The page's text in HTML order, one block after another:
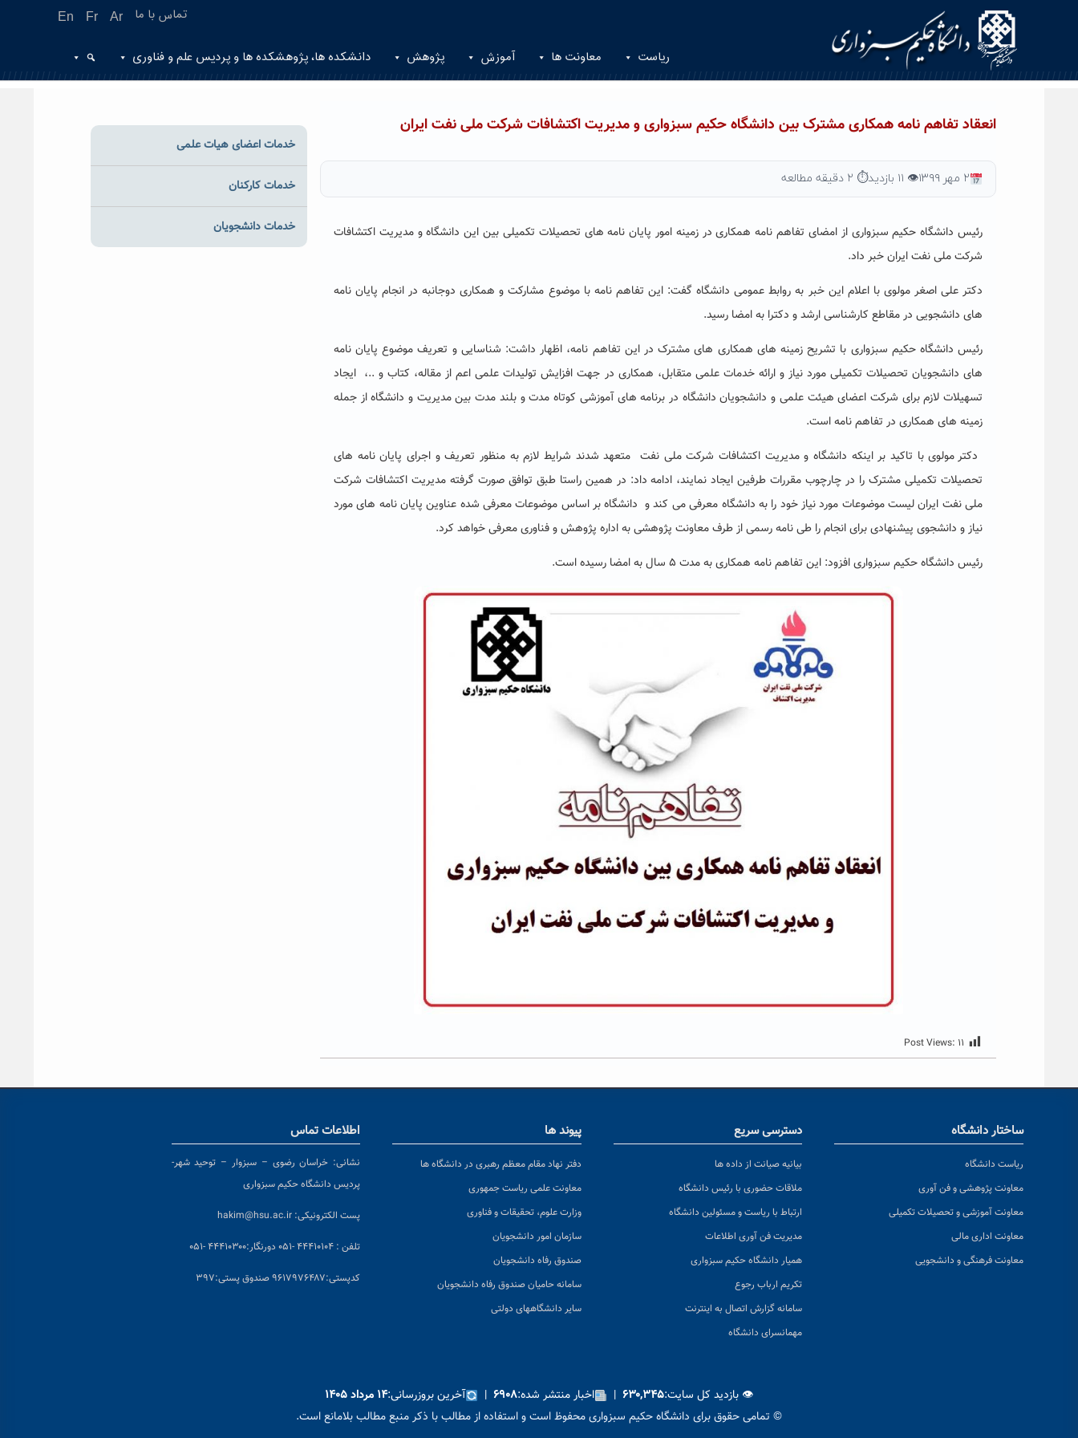
En Fr Ar تماس با ما
ریاست معاونت ها آموزش پژوهش دانشکده ها، پژوهشکده ها و پردیس علم و فناوری
انعقاد تفاهم نامه همکاری مشترک بین دانشگاه حکیم سبزواری و مدیریت اکتشافات شرکت ملی نفت ایران
۲ مهر ۱۳۹۹ 👁 ۱۱ بازدید ⏱ ۲ دقیقه مطالعه
رئیس دانشگاه حکیم سبزواری از امضای تفاهم نامه همکاری در زمینه امور پایان نامه های تحصیلات تکمیلی بین این دانشگاه و مدیریت اکتشافات
شرکت ملی نفت ایرانخبر داد.
دکتر علی اصغر مولوی با اعلام این خبر به روابط عمومی دانشگاه گفت: این تفاهم نامه با موضوع مشارکت و همکاری دوجانبه در انجام پایان نامه
های دانشجویی در مقاطع کارشناسی ارشد و دکترا به امضا رسید.
رئیس دانشگاه حکیم سبزواری با تشریح زمینه های همکاری های مشترک در این تفاهم نامه، اظهار داشت: شناسایی و تعریف موضوع پایان نامه
های دانشجویان تحصیلات تکمیلی مورد نیاز و ارائه خدمات علمی متقابل، همکاری در جهت افزایش تولیدات علمی اعم از مقاله، کتاب و ..، ایجاد
تسهیلات لازم برای شرکت اعضای هیئت علمی و دانشجویان دانشگاه در برنامه های آموزشی کوتاه مدت و بلند مدت بین مدیریت و دانشگاه از جمله
زمینه های همکاری در تفاهم نامه است.
دکتر مولوی با تاکید بر اینکه دانشگاه و مدیریت اکتشافات شرکت ملی نفت متعهد شدند شرایط لازم به منظور تعریف و اجرای پایان نامه های
تحصیلات تکمیلی مشترک را در چارچوب مقررات طرفین ایجاد نمایند، ادامه داد: در همین راستا طبق توافق صورت گرفته مدیریت اکتشافات شرکت
ملی نفت ایران لیست موضوعات مورد نیاز خود را به دانشگاه معرفی می کند و دانشگاه بر اساس موضوعات معرفی شده عناوین پایان نامه های مورد
نیاز و دانشجوی پیشنهادی برای انجام را طی نامه رسمی از طرف معاونت پژوهشی به اداره پژوهش و فناوری معرفی خواهد کرد.
رئیس دانشگاه حکیم سبزواری افزود: این تفاهم نامه همکاری به مدت ۵ سال به امضا رسیده است.
Post Views: ۱۱
خدمات اعضای هیات علمی
خدمات کارکنان
خدمات دانشجویان
ساختار دانشگاه
ریاست دانشگاه
معاونت پژوهشی و فن آوری
معاونت آموزشی و تحصیلات تکمیلی
معاونت اداری مالی
معاونت فرهنگی و دانشجویی
دسترسی سریع
بیانیه صیانت از داده ها
ملاقات حضوری با رئیس دانشگاه
ارتباط با ریاست و مسئولین دانشگاه
مدیریت فن آوری اطلاعات
همیار دانشگاه حکیم سبزواری
تکریم ارباب رجوع
سامانه گزارش اتصال به اینترنت
مهمانسرای دانشگاه
پیوند ها
دفتر نهاد مقام معظم رهبری در دانشگاه ها
معاونت علمی ریاست جمهوری
وزارت علوم، تحقیقات و فناوری
سازمان امور دانشجویان
صندوق رفاه دانشجویان
سامانه حامیان صندوق رفاه دانشجویان
سایر دانشگاههای دولتی
اطلاعات تماس
نشانی: خراسان رضوی – سبزوار – توحید شهر-
پردیس دانشگاه حکیم سبزواری
پست الکترونیکی: hakim@hsu.ac.ir
تلفن : ۴۴۴۱۰۱۰۴ -۰۵۱ دورنگار:۴۴۴۱۰۳۰۰ -۰۵۱
کدپستی:۹۶۱۷۹۷۶۴۸۷ صندوق پستی:۳۹۷
👁 بازدید کل سایت:۶۳۰,۳۴۵ | اخبار منتشر شده:۶۹۰۸ | آخرین بروزرسانی:۱۴ مرداد ۱۴۰۵
© تمامی حقوق برای دانشگاه حکیم سبزواری محفوظ است و استفاده از مطالب با ذکر منبع مطالب بلامانع است.